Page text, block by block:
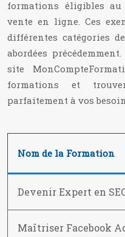
formations éligibles
vente en ligne. Ces
différentes catégories
abordées
site
formations et
parfaitement à vos
Nom de la Formation
Devenir Expert en
Maîtriser Facebook